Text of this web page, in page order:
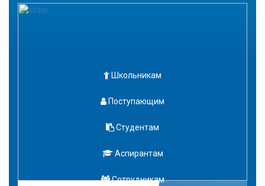
Школьникам
Поступающим
Студентам
Аспирантам
Сотрудникам